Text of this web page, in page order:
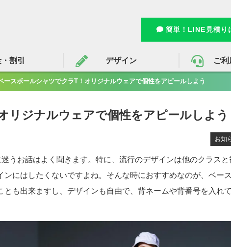
簡単！LINE見積り
割引 デザイン ご
ースボールシャツでクラT！オリジナルウェアで個性をアピールしよう
リジナルウェアで個性をアピールしよう
お知
うお話はよく聞きます。特に、流行のデザインは他のクラスと
にはしたくないですよね。そんな時におすすめなのが、ベー
も出来ますし、デザインも自由で、背ネームや背番号を入れ